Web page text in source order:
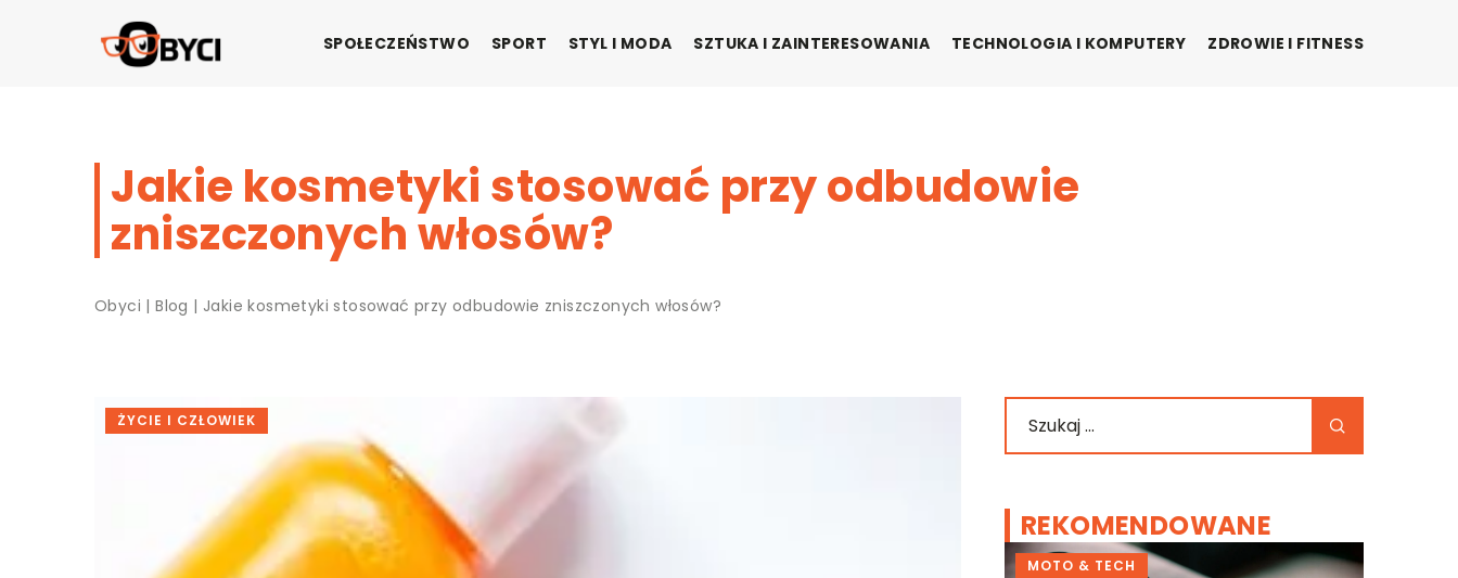
SPOŁECZEŃSTWO SPORT STYL I MODA SZTUKA I ZAINTERESOWANIA TECHNOLOGIA I KOMPUTERY ZDROWIE I FITNESS
Jakie kosmetyki stosować przy odbudowie
zniszczonych włosów?
Obyci |Blog | Jakie kosmetyki stosować przy odbudowie zniszczonych włosów?
ŻYCIE I CZŁOWIEK
REKOMENDOWANE
ŻYCIE I CZŁOWIEK MOTO & TECH